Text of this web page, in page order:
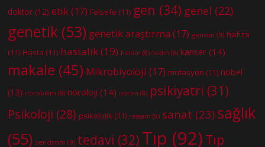
doktor (12) etik(17) Felsefe (11) gen (34) genel (22)
genetik (53) genetik araştırma (17) genom (9) hafıza
(11) Hasta (11) hastalık(19) hekim (8) kadın (8) kanser (14)
makale (45) Mikrobiyoloji (17) mutasyon (11) nobel
(13) nörobilim (8) nöroloji (14) nöron (8) psikiyatri (31)
Psikoloji (28) psikolojik (11) ressam (8) sanat (23) sağlık
(55) sendrom (9) tedavi (32) Tıp (92) Tıp